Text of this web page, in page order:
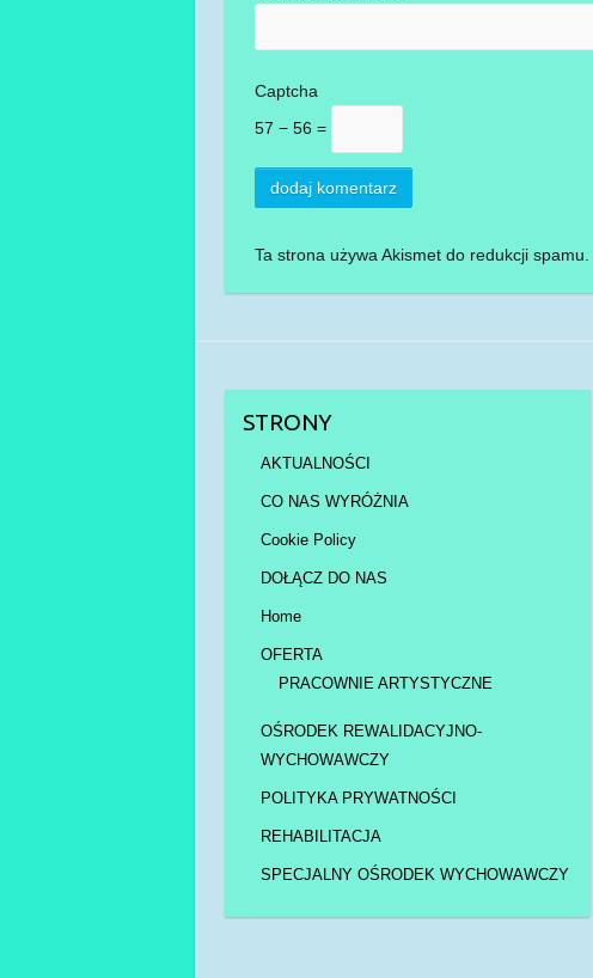
Captcha
57 − 56 =
Ta strona używa Akismet do redukcji spamu.
STRONY
AKTUALNOŚCI
CO NAS WYRÓŻNIA
Cookie Policy
DOŁĄCZ DO NAS
Home
OFERTA
PRACOWNIE ARTYSTYCZNE
OŚRODEK REWALIDACYJNO-
WYCHOWAWCZY
POLITYKA PRYWATNOŚCI
REHABILITACJA
SPECJALNY OŚRODEK WYCHOWAWCZY